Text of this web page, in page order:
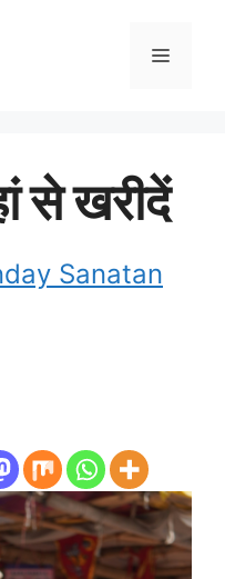
Menu
से खरीदें
Sanatan